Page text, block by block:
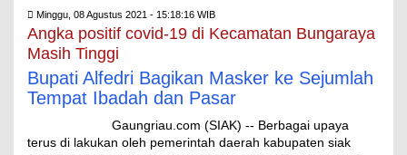
Minggu, 08 Agustus 2021 - 15:18:16 WIB
Angka positif covid-19 di Kecamatan Bungaraya
Masih Tinggi
Bupati Alfedri Bagikan Masker ke Sejumlah
Tempat Ibadah dan Pasar
Gaungriau.com (SIAK) -- Berbagai upaya
terus di lakukan oleh pemerintah daerah kabupaten siak